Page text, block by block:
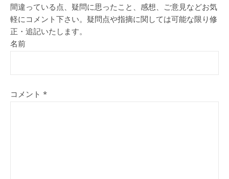
間違っている点、疑問に思ったこと、感想、ご意見などお気
軽にコメント下さい。疑問点や指摘に関しては可能な限り修
正・追記いたします。
名前
コメント *